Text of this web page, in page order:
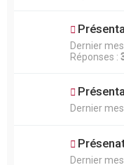
Dernier
Réponses :
Dernier
Dernier